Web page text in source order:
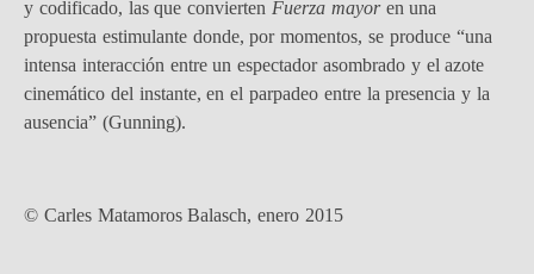
y codificado, las que convierten Fuerza mayoren una
propuesta estimulante donde, por momentos, se produce “una
intensa interacción entre un espectador asombrado y el azote
cinemático del instante, en el parpadeo entre la presencia y la
ausencia” (Gunning).
© Carles Matamoros Balasch, enero 2015